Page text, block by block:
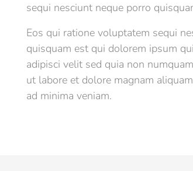
sequi nesciunt neque porro
Eos qui ratione voluptatem sequi
quisquam est qui dolorem ipsum
adipisci velit sed quia non
ut labore et dolore magnam
ad minima veniam.